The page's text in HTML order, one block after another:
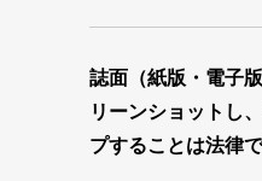
誌面（紙版・電子
リーンショットし
プすることは法律